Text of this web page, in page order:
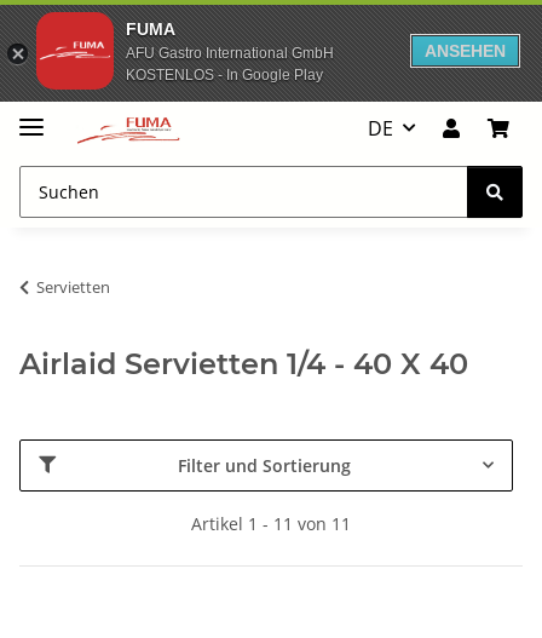
FUMA
AFU Gastro International GmbH
KOSTENLOS - In Google Play
ANSEHEN
DE
Servietten
Airlaid Servietten 1/4 - 40 X 40
Filter und Sortierung
Artikel 1 - 11 von 11